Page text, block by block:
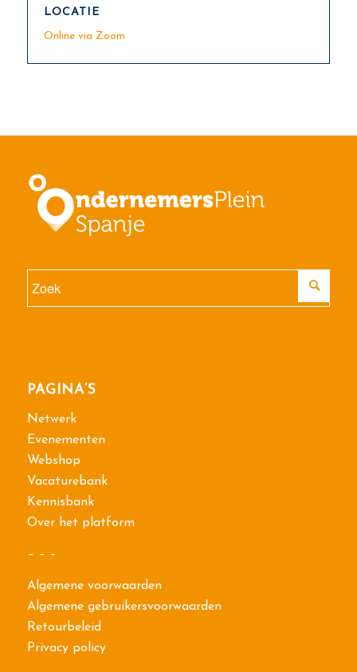
LOCATIE
Online via Zoom
PAGINA’S
Netwerk
Evenementen
Webshop
Vacaturebank
Kennisbank
Over het platform
– – –
Algemene voorwaarden
Algemene gebruikersvoorwaarden
Retourbeleid
Privacy policy